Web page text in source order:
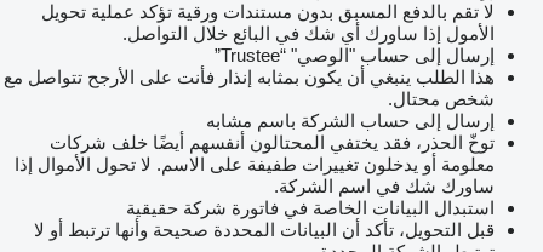
لا تقم بالدفع المسبق بدون مستندات ورقية تؤكد عملية تحويل
الأمول إذا ساورك أي شك في البائع خلال التواصل.
إرسال إلى حساب "الوصي" “Trustee”
هذا الطلب ينبغي أن يكون بمثابه إنذار فأنت على الأرجح تتواصل مع
شخص محتال.
إرسال إلى حساب الشركة باسم مشابه
توخّ الحذر، فقد يختفي المحتالون أنفسهم أيضًا خلف شركات
معلومة أو يدخلون تغييرات طفيفة على الاسم. لا تحول الأموال إذا
ساورك شك في اسم الشركة.
استبدال البيانات الخاصة في فاتورة شركة حقيقية
قبل التحويل، تأكد أن البيانات المحددة صحيحة وأنها ترتبط أو لا